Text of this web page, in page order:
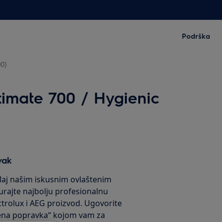
Podrška
700 / Hygienic
našim iskusnim ovlaštenim
najbolju profesionalnu
i AEG proizvod. Ugovorite
popravka“ kojom vam za